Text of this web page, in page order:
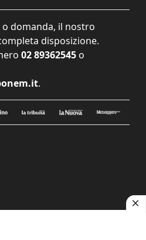
o domanda, il nostro
disposizione.
02 89362545 o
.